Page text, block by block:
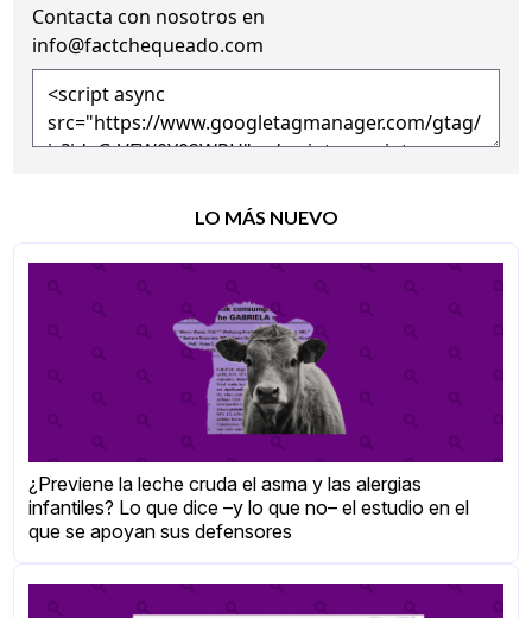
Contacta con nosotros en
info@factchequeado.com
LO MÁS NUEVO
¿Previene la leche cruda el asma y las alergias
infantiles? Lo que dice –y lo que no– el estudio en el
que se apoyan sus defensores